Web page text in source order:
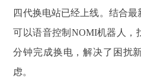
四代换电站已经上线。结合
可以语音控制NOMI机器人，
分钟完成换电，解决了困扰
虑。